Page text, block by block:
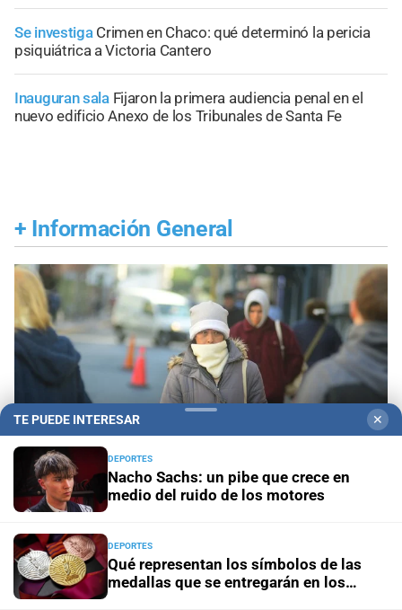
Se investiga Crimen en Chaco: qué determinó la pericia
psiquiátrica a Victoria Cantero
Inauguran sala Fijaron la primera audiencia penal en el
nuevo edificio Anexo de los Tribunales de Santa Fe
+ Información General
Pronóstico nacional
están bajo alerta amarilla por temperaturas bajas
TE PUEDE INTERESAR ✕
DEPORTES
Nacho Sachs: un pibe que crece en
medio del ruido de los motores
DEPORTES
Qué representan los símbolos de las
medallas que se entregarán en los